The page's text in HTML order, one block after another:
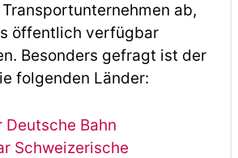
ab,
öffentlich verfügbar
Besonders gefragt ist der
folgenden Länder:
Deutsche Bahn
Schweizerische